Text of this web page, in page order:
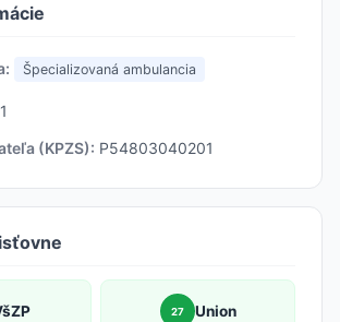
Špecializovaná ambulancia
(KPZS): P54803040201
27 Union